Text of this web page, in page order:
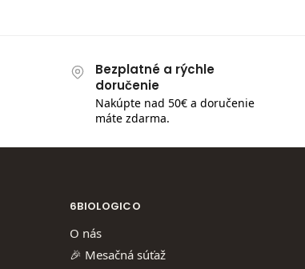
Bezplatné a rýchle
doručenie
Nakúpte nad 50€ a doručenie
máte zdarma.
6BIOLOGICO
O nás
🎉 Mesačná súťaž